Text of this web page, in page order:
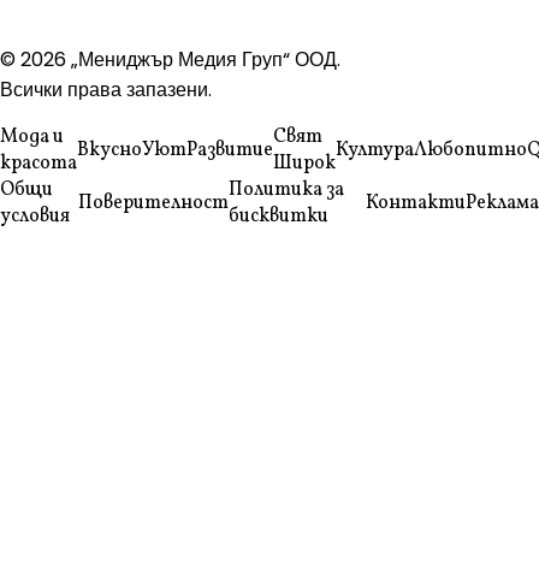
© 2026 „Мениджър Медия Груп“ ООД.
Всички права запазени.
Мода и
красотаВкусноУютРазвитиеСвят
ШирокКултураЛюбопитно
Общи
условия ПоверителностПолитика за
бисквитки
КонтактиРеклама